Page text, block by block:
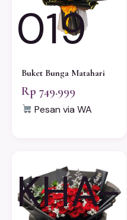
019
Buket Bunga Matahari
Rp 749.999
Pesan via WA
KHA-